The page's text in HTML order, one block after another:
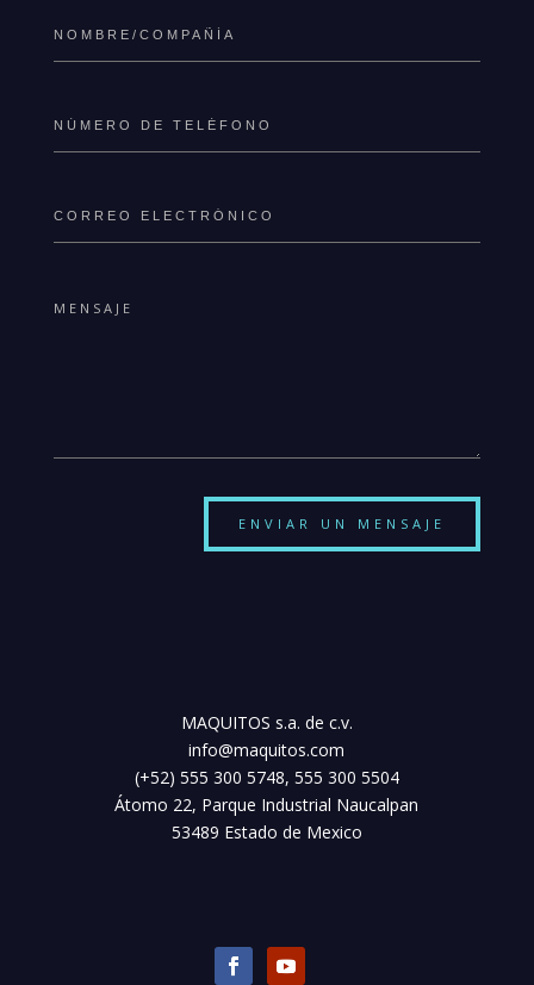
ENVIAR UN MENSAJE
MAQUITOS s.a. de c.v.
info@maquitos.com
(+52) 555 300 5748, 555 300 5504
Átomo 22, Parque Industrial Naucalpan
53489 Estado de Mexico